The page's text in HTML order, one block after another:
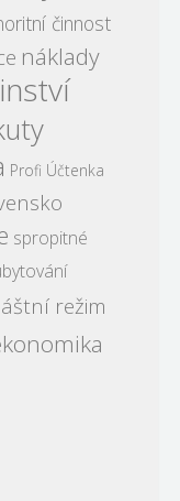
činnost
náklady
Profi Účtenka
spropitné
režim